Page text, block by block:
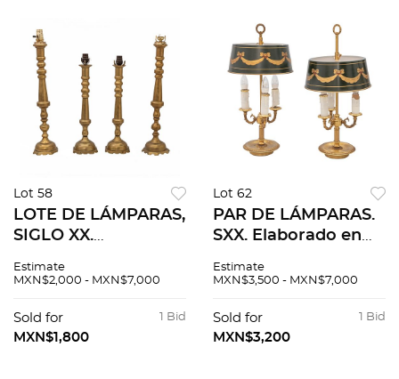
Lot 58
LOTE DE LÁMPARAS,
SIGLO XX.
bronce. Cuentan con
soporte de ánfora.
Sin pantallas y liras.
Estimate
MXN$2,000 - MXN$7,000
1 Bid
Sold for
MXN$1,800
Lot 62
PAR DE LÁMPARAS.
SXX. Elaborado en
Cuenta con brazos
Pantalla decorada
de moños y listones
Estimate
MXN$3,500 - MXN$7,000
1 Bid
Sold for
MXN$3,200